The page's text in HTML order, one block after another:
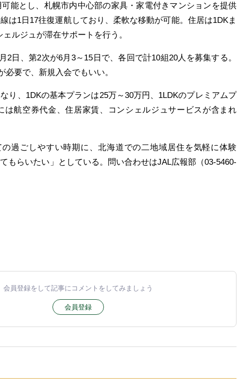
能とし、札幌市内中心部の家具・家電付きマンションを提供
は1日17往復運航しており、柔軟な移動が可能。住居は1DKま
ルジュが滞在サポートを行う。
2日、第2次が6月3～15日で、各回で計10組20人を募集する。
要で、新規入会でもいい。
り、1DKの基本プランは25万～30万円、1LDKのプレミアムプ
は航空券代金、住居家賃、コンシェルジュサービスが含まれ
過ごしやすい時期に、北海道での二地域居住を気軽に体験
もらいたい」としている。問い合わせはJAL広報部（03-5460-
会員登録をして記事にコメントをしてみましょう
会員登録